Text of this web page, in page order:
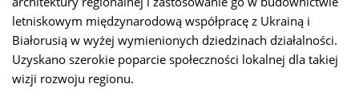
letniskowym międzynarodową współpracę z Ukrainą i
Białorusią w wyżej wymienionych dziedzinach działalności.
Uzyskano szerokie poparcie społeczności lokalnej dla takiej
wizji rozwoju regionu.